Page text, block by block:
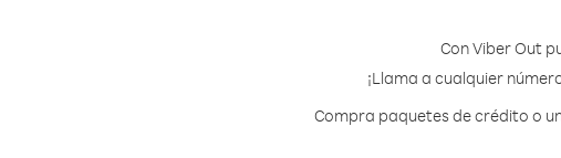
Con Viber Out
¡Llama a cualquier
Compra paquetes de crédito o